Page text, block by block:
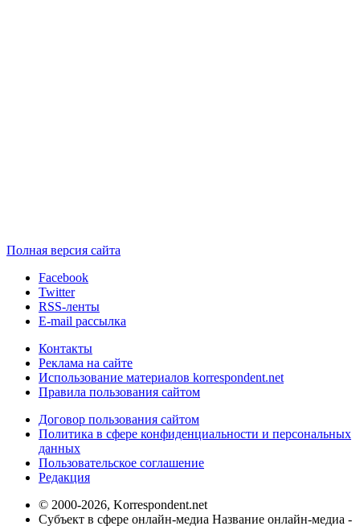
Полная версия сайта
Facebook
Twitter
RSS-ленты
E-mail рассылка
Контакты
Реклама на сайте
Использование материалов korrespondent.net
Правила пользования сайтом
Договор пользования сайтом
Политика в сфере конфиденциальности и персональных
данных
Пользовательское соглашение
Редакция
© 2000-2026, Korrespondent.net
Субъект в сфере онлайн-медиа Название онлайн-медиа -